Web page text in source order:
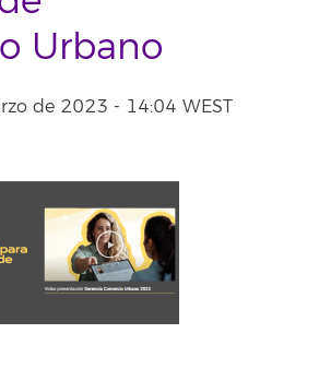
Urbano
de 2023 - 14:04 WEST